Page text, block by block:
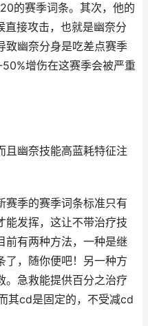
的赛季词条。其次，他的
直接攻击，也就是幽奈分
致幽奈分身是吃差点赛季
增伤在这赛季会被严重
且幽奈技能高蓝耗特征注
赛季的赛季词条标准只有
能发挥，这让不带治疗技
前有两种方法，一种是继
了，随你便吧！另一种方
。急救能提供百分之治疗
其cd是固定的，不受减cd